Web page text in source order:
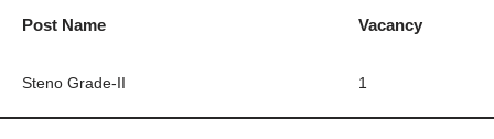
Post Name Vacancy
Steno Grade-II 1